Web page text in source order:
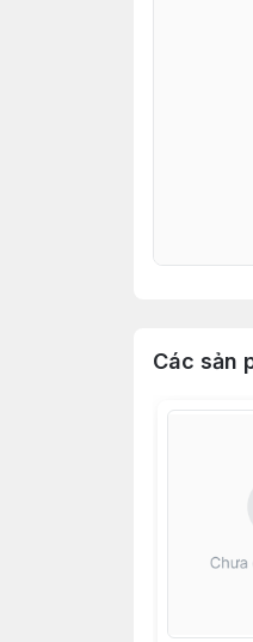
Các sản